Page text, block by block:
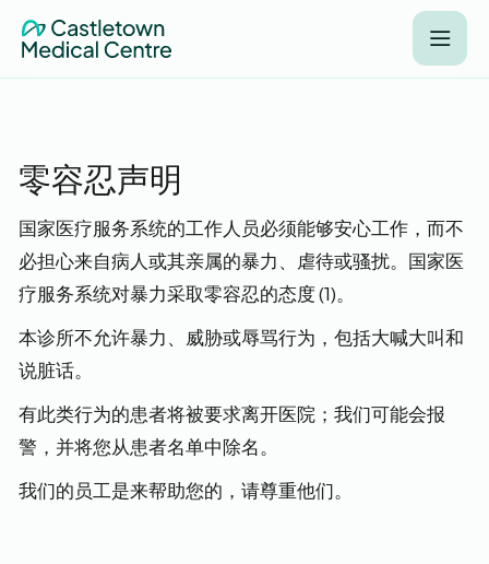
零容忍声明
国家医疗服务系统的工作人员必须能够安心工作，而不
必担心来自病人或其亲属的暴力、虐待或骚扰。国家医
疗服务系统对暴力采取零容忍的态度 (1)。
本诊所不允许暴力、威胁或辱骂行为，包括大喊大叫和
说脏话。
有此类行为的患者将被要求离开医院；我们可能会报
警，并将您从患者名单中除名。
我们的员工是来帮助您的，请尊重他们。